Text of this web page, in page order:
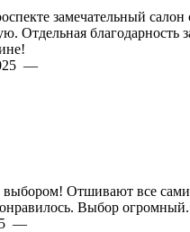
замечательный
Отдельная благодарность
—
выбором! Отшивают все
Выбор огромный.
—